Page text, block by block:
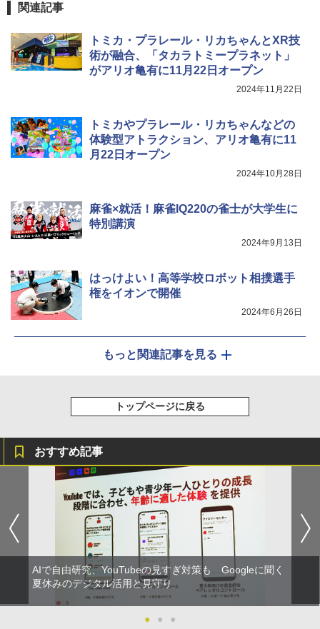
5
￥2,200
5 Fernrohr:実験用キャビネット
関連記事
トミカ・プラレール・リカちゃんとXR技
術が融合、「タカラトミープラネット」
がアリオ亀有に11月22日オープン
2024年11月22日
トミカやプラレール・リカちゃんなどの
体験型アトラクション、アリオ亀有に11
月22日オープン
2024年10月28日
麻雀×就活！麻雀IQ220の雀士が大学生に
特別講演
2024年9月13日
はっけよい！高等学校ロボット相撲選手
権をイオンで開催
2024年6月26日
もっと関連記事を見る
トップページに戻る
おすすめ記事
AIで自由研究、YouTubeの見すぎ対策も Googleに聞く
夏休みのデジタル活用と見守り
● ● ●